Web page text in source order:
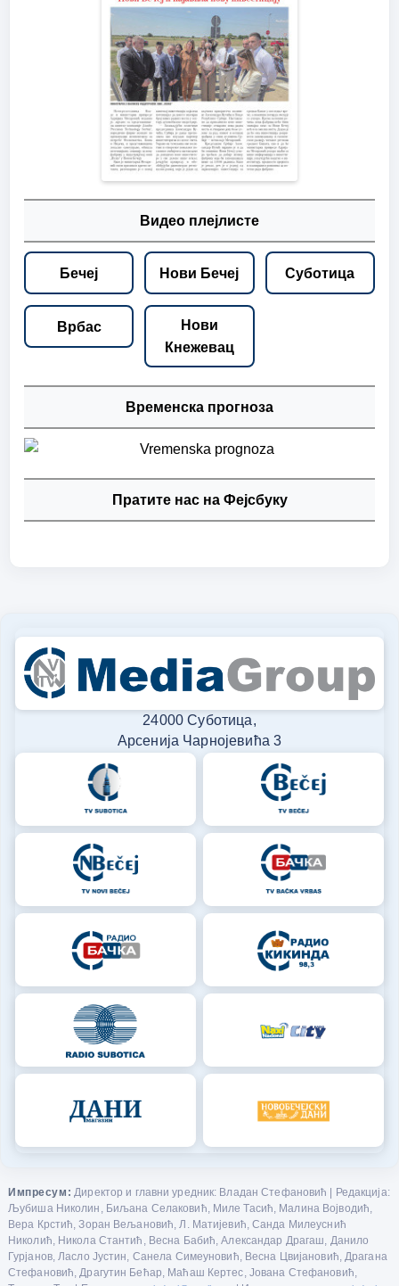
Видео плејлисте
Бечеј Нови Бечеј Суботица
Врбас
Нови
Кнежевац
Временска прогноза
Пратите нас на Фејсбуку
24000 Суботица,
Арсенија Чарнојевића 3
Импресум: Директор и главни уредник: Владан Стефановић | Редакција:
Љубиша Николин, Биљана Селаковић, Миле Тасић, Малина Војводић,
Вера Крстић, Зоран Вељановић, Л. Матијевић, Санда Милеуснић
Николић, Никола Стантић, Весна Бабић, Александар Драгаш, Данило
Гурјанов, Ласло Јустин, Санела Симеуновић, Весна Цвијановић, Драгана
Стефановић, Драгутин Бећар, Маћаш Кертес, Јована Стефановић,